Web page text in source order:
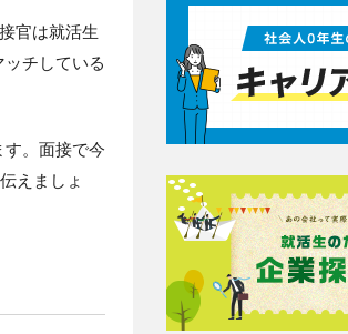
官は就活生
チしている
。面接で今
えましょ